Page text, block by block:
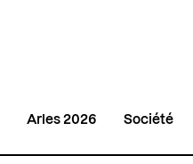
Arles 2026 Société